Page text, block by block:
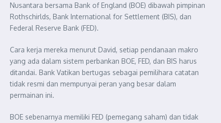
Nusantara bersama Bank of England (BOE) dibawah pimpinan
Rothschirlds, Bank International for Settlement (BIS), dan
Federal Reserve Bank (FED).
Cara kerja mereka menurut David, setiap pendanaan makro
yang ada dalam sistem perbankan BOE, FED, dan BIS harus
ditandai. Bank Vatikan bertugas sebagai pemilihara catatan
tidak resmi dan mempunyai peran yang besar dalam
permainan ini.
BOE sebenarnya memiliki FED (pemegang saham) dan tidak